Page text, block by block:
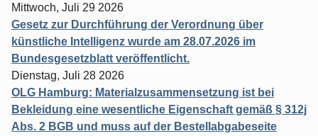
Mittwoch, Juli 29 2026
Gesetz zur Durchführung der Verordnung über
künstliche Intelligenz wurde am 28.07.2026 im
Bundesgesetzblatt veröffentlicht.
Dienstag, Juli 28 2026
OLG Hamburg: Materialzusammensetzung ist bei
Bekleidung eine wesentliche Eigenschaft gemäß § 312j
Abs. 2 BGB und muss auf der Bestellabgabeseite